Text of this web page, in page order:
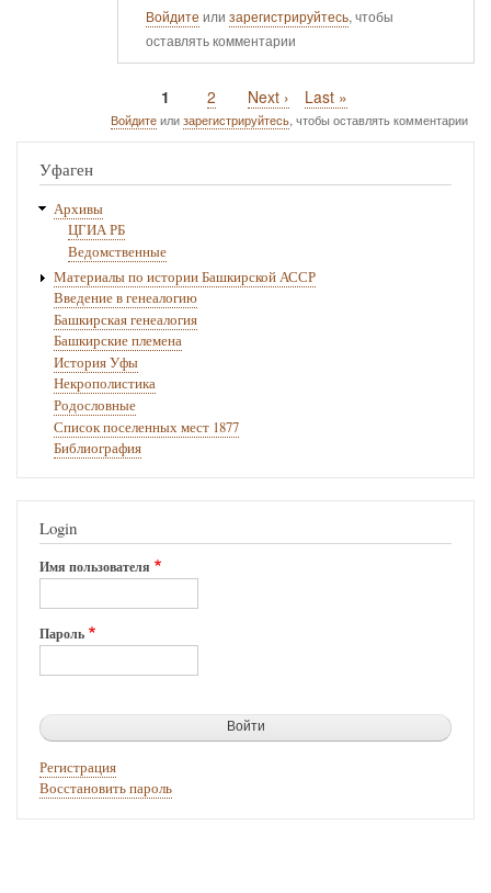
Войдите или зарегистрируйтесь, чтобы
оставлять комментарии
страниц
Текущая
страница
1 Page
2
Следующая
страница
Next ›
Последняя
страница
Last »
Войдитеилизарегистрируйтесь, чтобы оставлять комментарии
Уфаген
Архивы
ЦГИА РБ
Ведомственные
Материалы по истории Башкирской АССР
Введение в генеалогию
Башкирская генеалогия
Башкирские племена
История Уфы
Некрополистика
Родословные
Список поселенных мест 1877
Библиография
Login
Имя пользователя
Пароль
Регистрация
Восстановить пароль